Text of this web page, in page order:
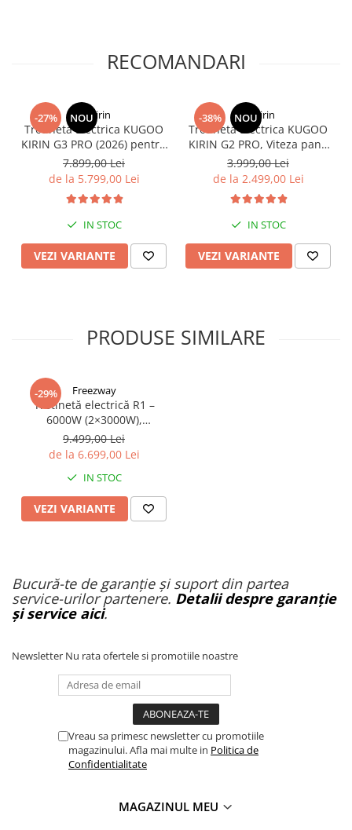
RECOMANDARI
-27% NOU
KuKirin
Trotineta Electrica KUGOO
KIRIN G3 PRO (2026) pentru
Teren Accidentat (Off-Road
Electric Scooter) - Motor
Dual 2x1200W, Autonomie
de 80km, Viteză Până la
65km/h, Baterie 52V 23.2Ah
7.899,00 Lei
de la 5.799,00 Lei
IN STOC
VEZI VARIANTE
-38% NOU
KuKirin
Trotineta Electrica KUGOO
KIRIN G2 PRO, Viteza pana
la 45km/h, Autonomie
55Km, Motor 600W, 48V
15Ah
3.999,00 Lei
de la 2.499,00 Lei
IN STOC
VEZI VARIANTE
PRODUSE SIMILARE
-29% Freezway
Trotinetă electrică R1 –
6000W (2×3000W),
autonomie 100 km, viteză
90 km/h, suspensie dublă,
frâne hidraulice
9.499,00 Lei
de la 6.699,00 Lei
IN STOC
VEZI VARIANTE
Bucură-te de garanție și suport din partea
service-urilor partenere. Detalii despre garanție
și service aici.
Newsletter Nu rata ofertele si promotiile noastre
Vreau sa primesc newsletter cu promotiile
magazinului. Afla mai multe in Politica de
Confidentialitate
MAGAZINUL MEU